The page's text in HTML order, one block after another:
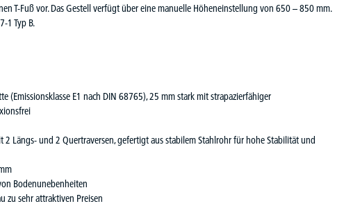
T-Fuß vor. Das Gestell verfügt über eine manuelle Höheneinstellung von 650 – 850 mm.
1 Typ B.
(Emissionsklasse E1 nach DIN 68765), 25 mm stark mit strapazierfähiger
2 Längs- und 2 Quertraversen, gefertigt aus stabilem Stahlrohr für hohe Stabilität und
Bodenunebenheiten
zu sehr attraktiven Preisen